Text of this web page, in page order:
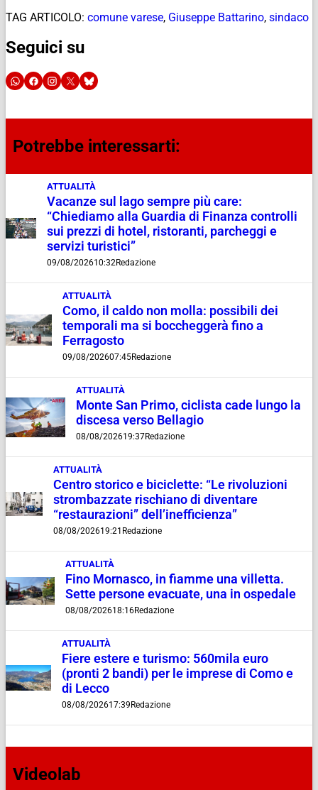
TAG ARTICOLO: comune varese, Giuseppe Battarino, sindaco
Seguici su
Potrebbe interessarti:
ATTUALITÀ
Vacanze sul lago sempre più care:
“Chiediamo alla Guardia di Finanza controlli
sui prezzi di hotel, ristoranti, parcheggi e
servizi turistici”
09/08/202610:32Redazione
ATTUALITÀ
Como, il caldo non molla: possibili dei
temporali ma si boccheggerà fino a
Ferragosto
09/08/202607:45Redazione
ATTUALITÀ
Monte San Primo, ciclista cade lungo la
discesa verso Bellagio
08/08/202619:37Redazione
ATTUALITÀ
Centro storico e biciclette: “Le rivoluzioni
strombazzate rischiano di diventare
“restaurazioni” dell’inefficienza”
08/08/202619:21 Redazione
ATTUALITÀ
Fino Mornasco, in fiamme una villetta.
Sette persone evacuate, una in ospedale
08/08/202618:16Redazione
ATTUALITÀ
Fiere estere e turismo: 560mila euro
(pronti 2 bandi) per le imprese di Como e
di Lecco
08/08/202617:39 Redazione
Videolab